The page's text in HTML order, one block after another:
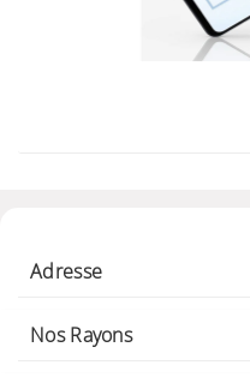
Adresse
Nos Rayons